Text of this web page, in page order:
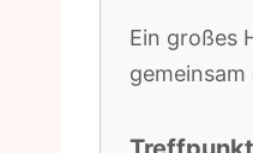
Ein großes